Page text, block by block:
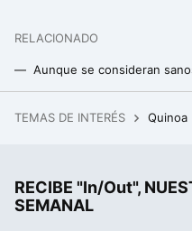
RELACIONADO
TEMAS DE INTERÉS Quinoa
RECIBE "In/Out",
SEMANAL